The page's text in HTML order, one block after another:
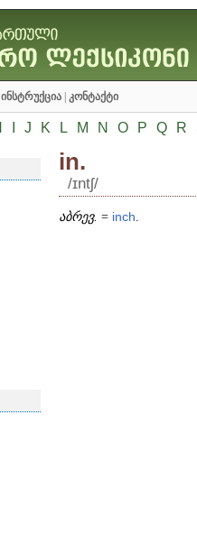
კონტაქტი
J K L M N O P Q R
in.
/ɪntʃ/
აბრევ. = inch